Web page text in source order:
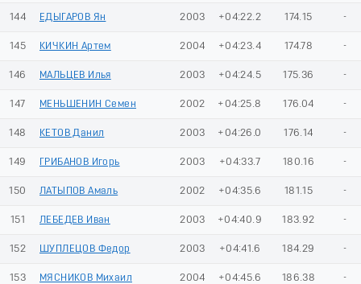
144 ЕДЫГАРОВ Ян 2003 +04:22.2 174.15 -
145 КИЧКИН Артем 2004 +04:23.4 174.78 -
146 МАЛЬЦЕВ Илья 2003 +04:24.5 175.36 -
147 МЕНЬШЕНИН Семен 2002 +04:25.8 176.04 -
148 КЕТОВ Данил 2003 +04:26.0 176.14 -
149 ГРИБАНОВ Игорь 2003 +04:33.7 180.16 -
150 ЛАТЫПОВ Амаль 2002 +04:35.6 181.15 -
151 ЛЕБЕДЕВ Иван 2003 +04:40.9 183.92 -
152 ШУПЛЕЦОВ Федор 2003 +04:41.6 184.29 -
153 МЯСНИКОВ Михаил 2004 +04:45.6 186.38 -